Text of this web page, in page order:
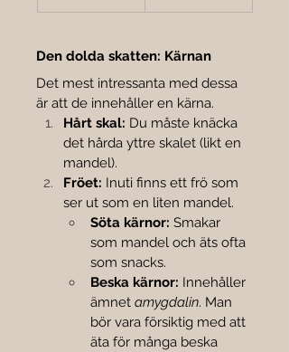
Den dolda skatten: Kärnan
Det mest intressanta med dessa
är att de innehåller en kärna.
Hårt skal: Du måste knäcka
det hårda yttre skalet (likt en
mandel).
Fröet: Inuti finns ett frö som
ser ut som en liten mandel.
Söta kärnor: Smakar
som mandel och äts ofta
som snacks.
Beska kärnor: Innehåller
ämnet amygdalin. Man
bör vara försiktig med att
äta för många beska